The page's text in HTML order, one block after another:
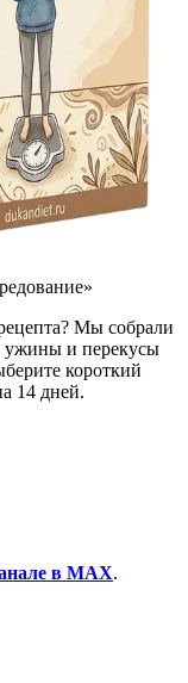
Мы собрали
ужины и перекусы
короткий
14 дней.
в MAX.